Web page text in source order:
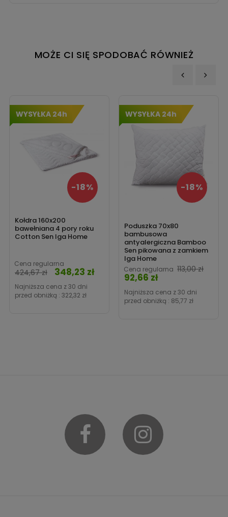
MOŻE CI SIĘ SPODOBAĆ RÓWNIEŻ
WYSYŁKA 24h
Kołdra 160x200
bawełniana 4 pory roku
Cotton Sen Iga Home
Cena regularna
424,67 zł
-18%
Cena
348,23 zł
Najniższa cena z 30 dni
przed obniżką : 322,32 zł
WYSYŁKA 24h
Poduszka 70x80
bambusowa
antyalergiczna Bamboo
Sen pikowana z zamkiem
Iga Home
Cena regularna 113,00 zł
-18%
92,66 zł
Najniższa cena z 30 dni
przed obniżką : 85,77 zł
Facebook